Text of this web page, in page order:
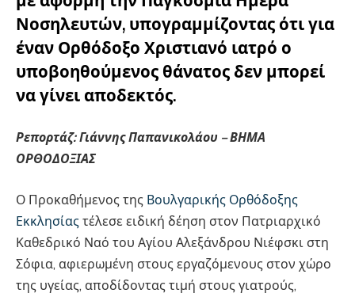
Νοσηλευτών, υπογραμμίζοντας ότι για
έναν Ορθόδοξο Χριστιανό ιατρό ο
υποβοηθούμενος θάνατος δεν μπορεί
να γίνει αποδεκτός.
Ρεπορτάζ: Γιάννης Παπανικολάου –ΒΗΜΑ
ΟΡΘΟΔΟΞΙΑΣ
Ο Προκαθήμενος της Βουλγαρικής Ορθόδοξης
Εκκλησίαςτέλεσε ειδική δέηση στον Πατριαρχικό
Καθεδρικό Ναό του Αγίου Αλεξάνδρου Νιέφσκι στη
Σόφια, αφιερωμένη στους εργαζόμενους στον χώρο
της υγείας, αποδίδοντας τιμή στους γιατρούς,